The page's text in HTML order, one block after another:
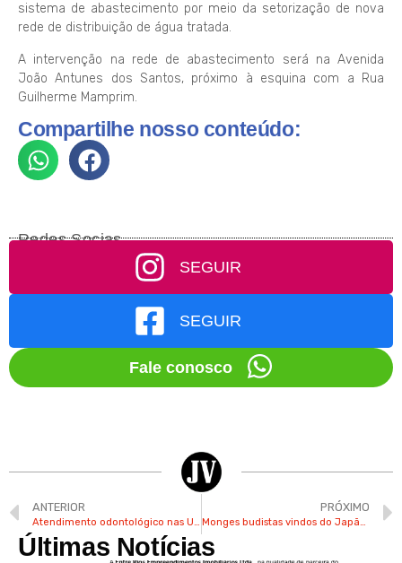
sistema de abastecimento por meio da setorização de nova
rede de distribuição de água tratada.
A intervenção na rede de abastecimento será na Avenida
João Antunes dos Santos, próximo à esquina com a Rua
Guilherme Mamprim.
Compartilhe nosso conteúdo:
Redes Socias
SEGUIR
SEGUIR
Fale conosco
ANTERIOR
Atendimento odontológico nas UBS’s São Marcos e Paraíso em Valinhos terá horário estendido
PRÓXIMO
Monges budistas vindos do Japão e EUA realizam encontro em Valinhos
Últimas Notícias